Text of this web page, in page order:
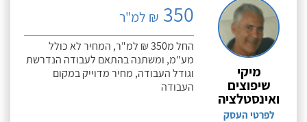
מיקי
שיפוצים
ואינסטלציה
לפרטי העסק
350 ₪ למ"ר
החל מ350 ₪ למ"ר, המחיר לא כולל
מע"מ, ומשתנה בהתאם לעבודה הנדרשת
וגודל העבודה, מחיר מדוייק במקום
העבודה